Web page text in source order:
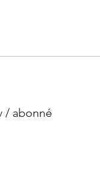
/ abonné